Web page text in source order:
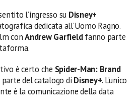
l’ingresso su Disney+
dedicata all’Uomo Ragno.
conAndrew Garfieldfanno parte
è certo che Spider-Man: Brand
del catalogo di Disney+. L’unico
è la comunicazione della data